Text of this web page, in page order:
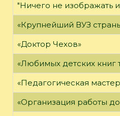
"Ничего не изображать
«Крупнейший ВУЗ
«Доктор Чехов»
«Любимых детских книг
«Педагогическая
«Организация работы